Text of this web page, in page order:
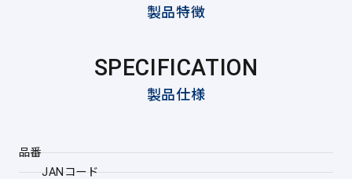
製品特徴
SPECIFICATION
製品仕様
品番
JANコード